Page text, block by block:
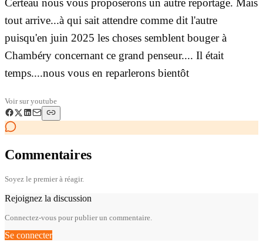
tout arrive...à qui sait attendre comme dit l'autre
puisqu'en juin 2025 les choses semblent bouger à
Chambéry concernant ce grand penseur.... Il était
temps....nous vous en reparlerons bientôt
Voir suryoutube
Commentaires
Soyez le premier à réagir.
Rejoignez la discussion
Connectez-vous pour publier un commentaire.
Se connecter